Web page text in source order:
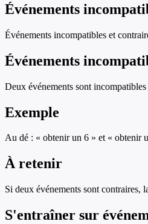
Événements
Événements incompatibles et
Événements
Deux événements sont
Exemple
Au dé : « obtenir un 6 » et « obtenir
À retenir
Si deux événements sont contraires,
S'entraîner sur